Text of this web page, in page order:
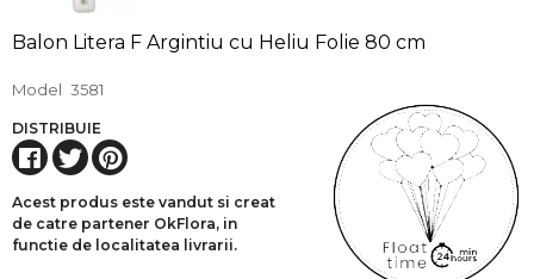
Balon Litera F Argintiu cu Heliu Folie 80 cm
Model 3581
DISTRIBUIE
Acest produs este vandut si creat
de catre partener OkFlora, in
functie de localitatea livrarii.